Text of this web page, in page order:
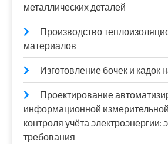
металлических деталей
Производство
материалов
Изготовление бочек и кадок
Проектирование
информационной
контроля учёта электроэнергии:
требования